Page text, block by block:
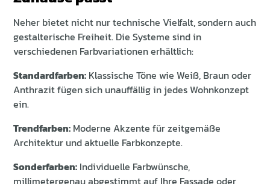
Neher bietet nicht nur technische Vielfalt, sondern auch
gestalterische Freiheit. Die Systeme sind in
verschiedenen Farbvariationen erhältlich:
Standardfarben: Klassische Töne wie Weiß, Braun oder
Anthrazit fügen sich unauffällig in jedes Wohnkonzept
ein.
Trendfarben: Moderne Akzente für zeitgemäße
Architektur und aktuelle Farbkonzepte.
Sonderfarben: Individuelle Farbwünsche,
millimetergenau abgestimmt auf Ihre Fassade oder